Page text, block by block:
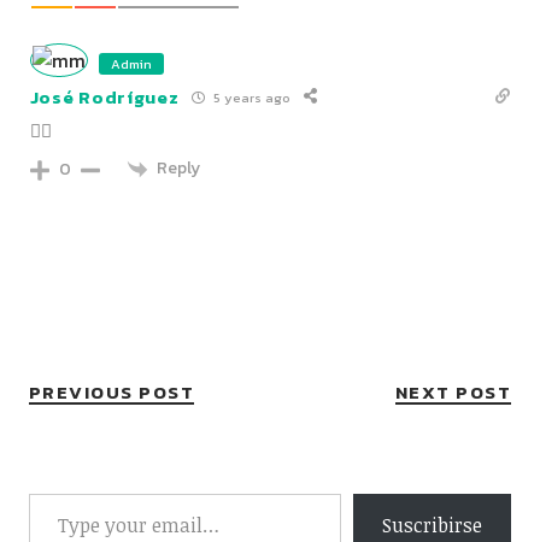
Admin
José Rodríguez 5 years ago
👌🏼
0 Reply
PREVIOUS POST NEXT POST
Suscribirse